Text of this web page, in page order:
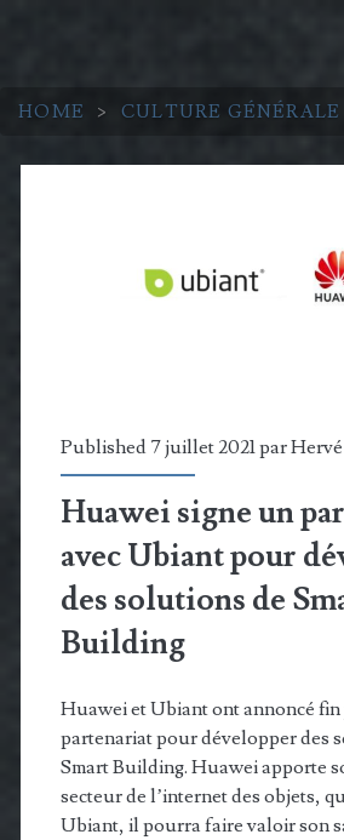
HOME > CULTURE GÉNÉRALE
<span>Smart
City</span>
Published 7 juillet 2021 parHervé
Huawei signe un
avec Ubiant pour
des solutions de
Building
Huawei et Ubiant ont annoncé
partenariat pour développer des
Smart Building. Huawei apporte
secteur de l’internet des objets,
Ubiant, il pourra faire valoir son